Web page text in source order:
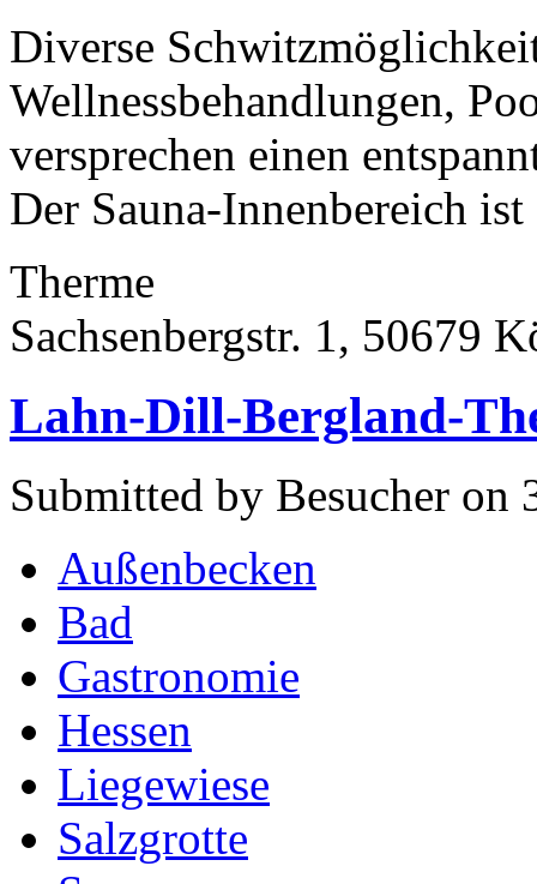
Diverse
Wellnessbehandlungen,
versprechen einen
Der Sauna-Innenbereich
Therme
Sachsenbergstr. 1, 50679
Lahn-Dill-Bergland-
Submitted by Besucher on
Außenbecken
Bad
Gastronomie
Hessen
Liegewiese
Salzgrotte